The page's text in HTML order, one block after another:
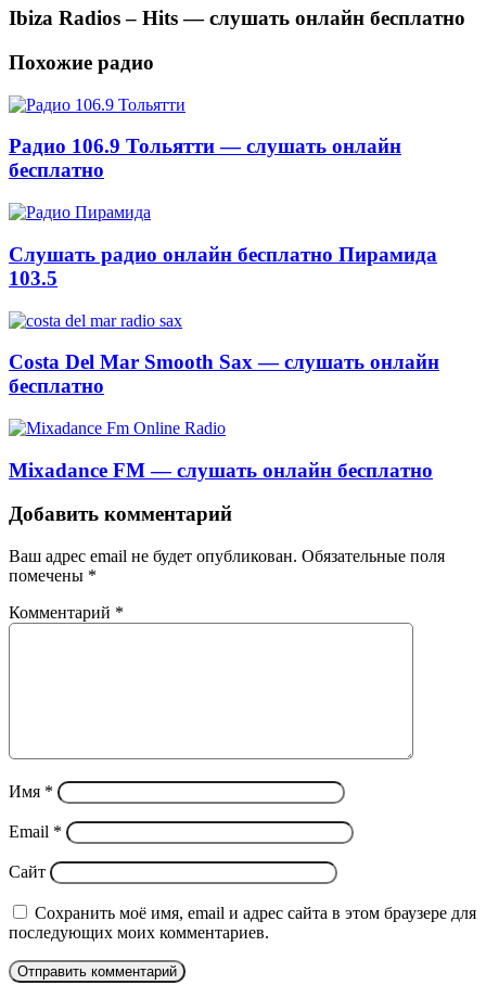
Ibiza Radios – Hits — слушать онлайн бесплатно
Похожие радио
Радио 106.9 Тольятти — слушать онлайн
бесплатно
Слушать радио онлайн бесплатно Пирамида
103.5
Costa Del Mar Smooth Sax — слушать онлайн
бесплатно
Mixadance FM — слушать онлайн бесплатно
Добавить комментарий
Ваш адрес email не будет опубликован. Обязательные поля
помечены *
Комментарий *
Имя *
Email *
Сайт
Сохранить моё имя, email и адрес сайта в этом браузере для
последующих моих комментариев.